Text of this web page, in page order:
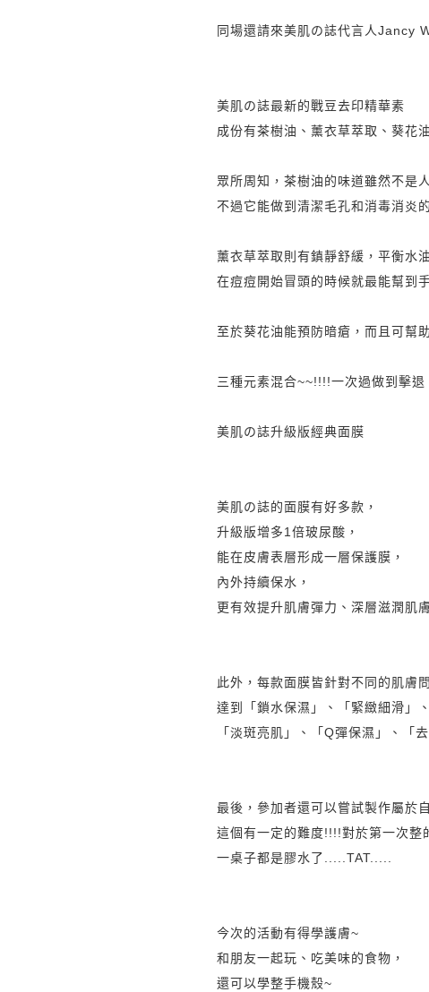
同場還請來美肌の誌代言人Jancy
美肌の誌最新的戰豆去印精華素
成份有茶樹油、薰衣草萃取、葵花
眾所周知， 茶樹油的味道雖然不是
不過它能做到清潔毛孔和消毒消炎
薰衣草萃取則有鎮靜舒緩，平衡水
在痘痘開始冒頭的時候就最能幫到
至於葵花油能預防暗瘡，而且可幫
三種元素混合~~!!!!一次過做到擊
美肌の誌升級版經典面膜
美肌の誌的面膜有好多款，
升級版增多1倍玻尿酸，
能在皮膚表層形成一層保護膜，
內外持續保水，
更有效提升肌膚彈力、 深層滋潤肌
此外，每款面膜皆針對不同的肌膚
達到「鎖水保濕」、「緊緻細滑」
、
「淡斑亮肌」
、 「Q彈保濕」 、 「
最後，參加者還可以嘗試製作屬於
這個有一定的難度!!!!對於第一次整
一桌子都是膠水了.....TAT.....
今次的活動有得學護膚~
和朋友一起玩、 吃美味的食物，
還可以學整手機殼~